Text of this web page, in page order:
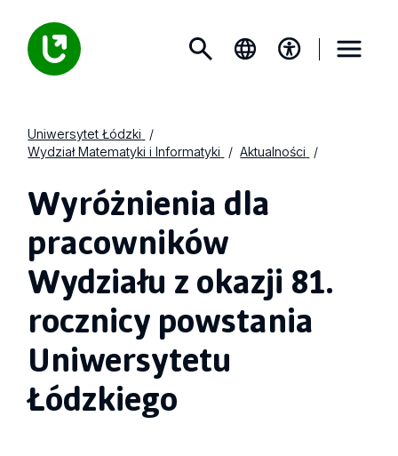
Uniwersytet Łódzki
Wydział Matematyki i Informatyki
Aktualności
Wyróżnienia dla
pracowników
Wydziału z okazji 81.
rocznicy powstania
Uniwersytetu
Łódzkiego